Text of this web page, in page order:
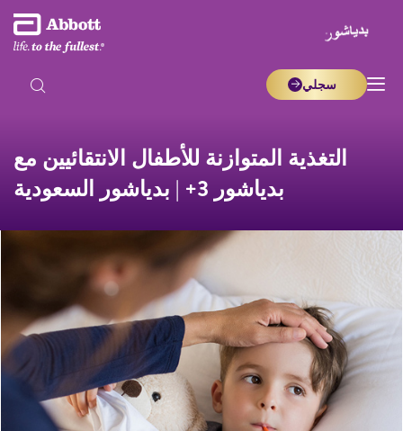
سجلي
التغذية المتوازنة للأطفال الانتقائيين مع
بدياشور 3+ | بدياشور السعودية